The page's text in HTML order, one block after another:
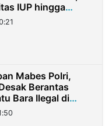
IUP hingga
Mabes Polri,
Berantas
Bara Ilegal di